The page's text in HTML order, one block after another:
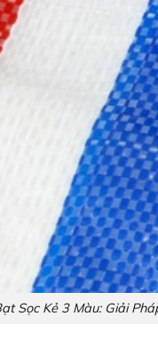
Sọc Kẻ 3 Màu: Giải